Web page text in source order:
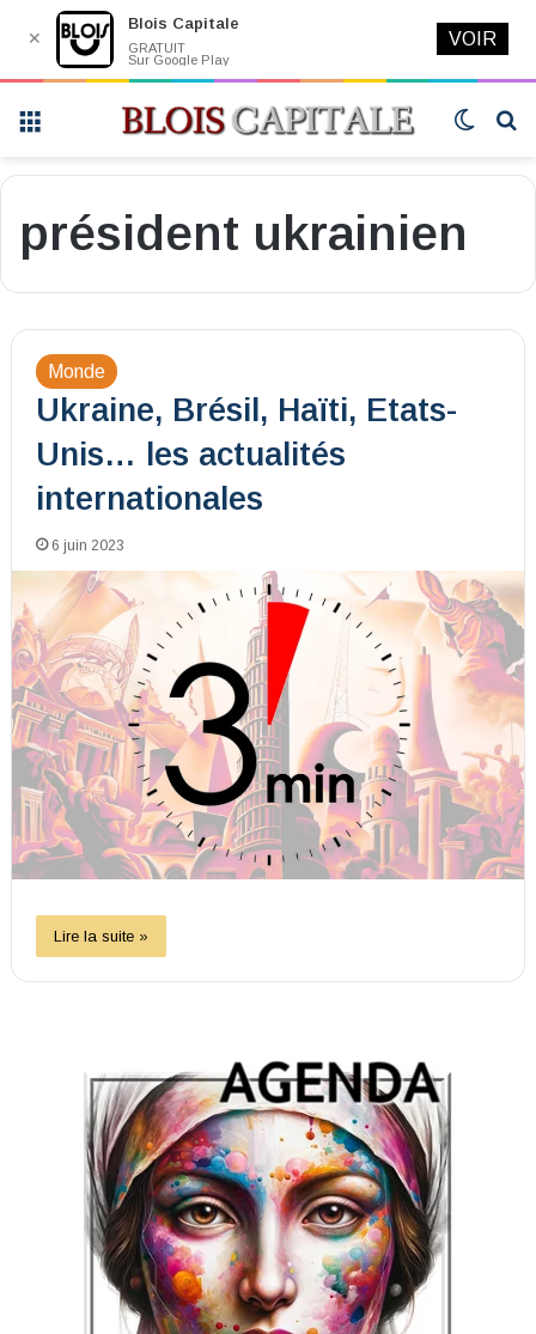
Switch
président ukrainien
Monde
Ukraine, Brésil, Haïti, Etats-
Unis… les actualités
internationales
6 juin 2023
Lire la suite »
✕
Blois Capitale
GRATUIT
Sur Google Play
VOIR